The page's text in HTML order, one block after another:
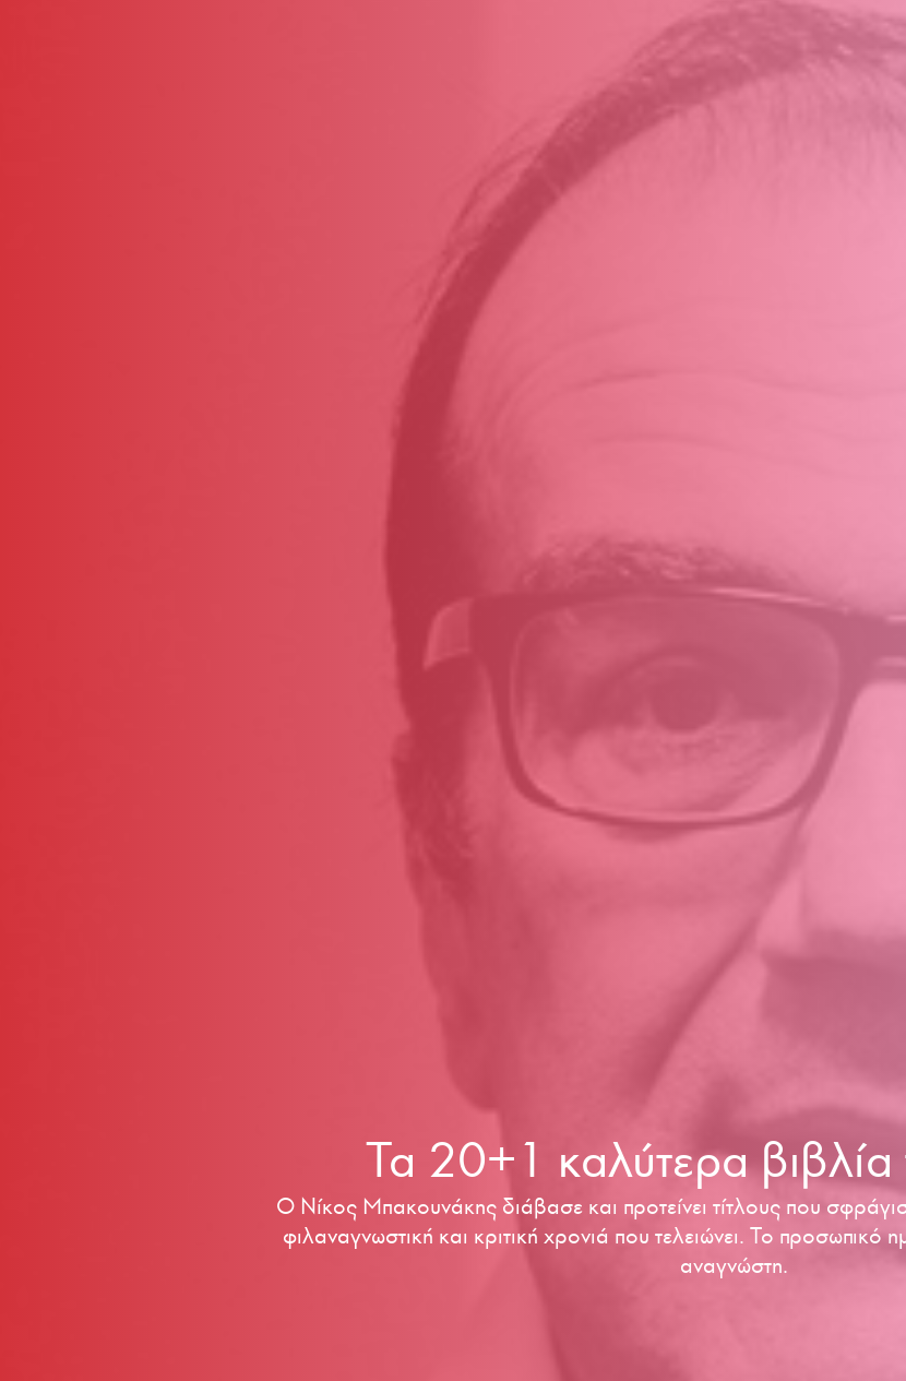
Τα 20+1 καλύτερα
Ο Νίκος Μπακουνάκης διάβασε και προτείνει τίτλους που
φιλαναγνωστική και κριτική χρονιά που τελειώνει. Το προσωπικό
αναγνώστη.